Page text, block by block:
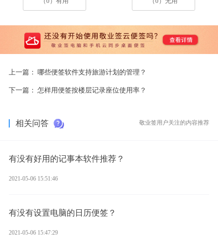
上一篇： 哪些便签软件支持旅游计划的管理？
下一篇： 怎样用便签按楼层记录座位使用率？
相关问答 敬业签用户关注的内容推荐
有没有好用的记事本软件推荐？
2021-05-06 15:51:46
有没有设置电脑的日历便签？
2021-05-06 15:47:29